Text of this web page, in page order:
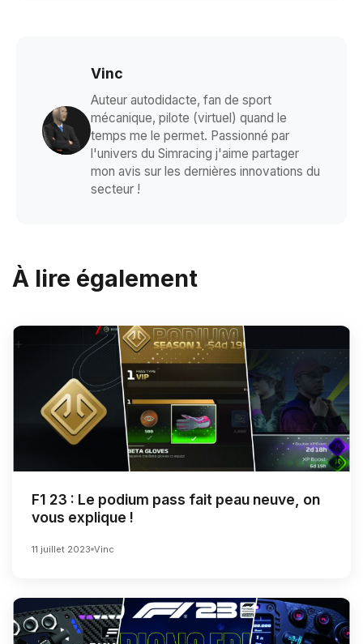
Vinc
Auteur autodidacte, fan de sport
mécanique, pilote (virtuel) quand le
temps me le permet. Passionné par
l'univers du Simracing j'aime partager
mon avis sur les dernières innovations du
secteur !
À lire également
F1 23 : Le podium pass fait peau neuve, on
vous explique !
11 juillet 2023 Vinc